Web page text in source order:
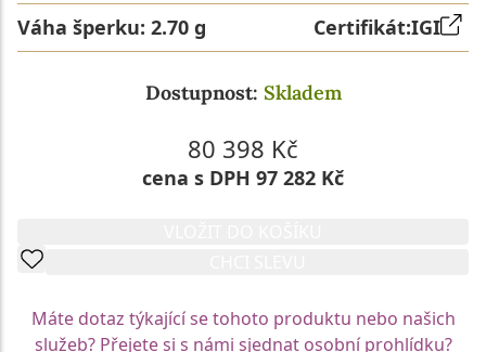
Váha šperku: 2.70 g Certifikát:IGI
Dostupnost: Skladem
80 398 Kč
cena s DPH 97 282 Kč
Máte dotaz týkající se tohoto produktu nebo našich
služeb? Přejete si s námi sjednat osobní prohlídku?